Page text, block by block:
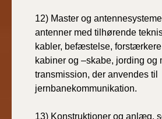
12) Master og
antenner med tilhørende
kabler, befæstelse,
kabiner og –skabe, jording og
transmission, der anvendes til
jernbanekommunikation.
13) Konstruktioner og anlæg,